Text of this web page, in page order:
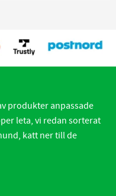
produkter anpassade
leta, vi redan sorterat
katt ner till de